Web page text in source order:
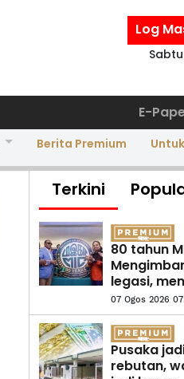
Log
E-
Berita Premium
Terkini
80 tahun
legasi,
relevansi
07 Ogos 2026
Pusaka
rebutan,